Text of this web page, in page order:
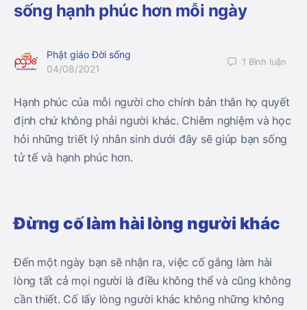
sống hạnh phúc hơn mỗi ngày
Phật giáo Đời sống
04/08/2021
1 Bình luận
Hạnh phúc của mỗi người cho chính bản thân họ quyết
định chứ không phải người khác. Chiêm nghiệm và học
hỏi những triết lý nhân sinh dưới đây sẽ giúp bạn sống
tử tế và hạnh phúc hơn.
Đừng cố làm hài lòng người khác
Đến một ngày bạn sẽ nhận ra, việc cố gắng làm hài
lòng tất cả mọi người là điều không thể và cũng không
cần thiết. Cố lấy lòng người khác không những không